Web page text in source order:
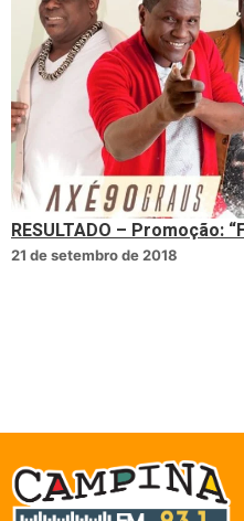
RESULTADO – Promoção:
21 de setembro de 2018